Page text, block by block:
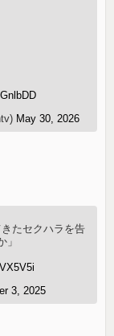
May 30, 2026
きたセクハラを告
」
3, 2025